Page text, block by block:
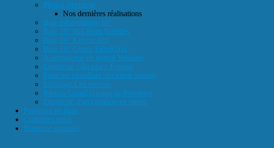
Photos électricité
Nos dernières réalisations
Baie informatique 10"
Baie 10" Hill Rom Venelles
Baie 19" Keyrus Aix
Baie 19" Group Editor Aix
Automatisme de portail Venelles
Electricité villa placo Fuveau
Plancher chauffant électrique photos
Eclairage Led terrasse
Réseau Grand Garage de Provence
Electricité d'un cabanon en pierre
Paiement en ligne
Contactez nous
Numéros surtaxés